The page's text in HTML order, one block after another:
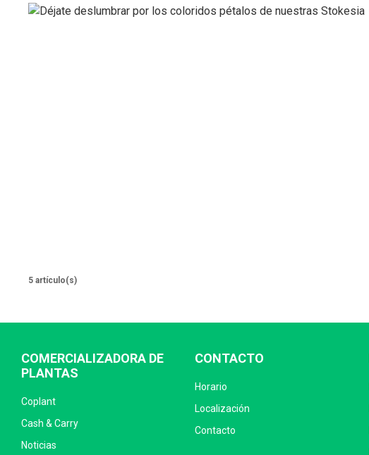
5 artículo(s)
COMERCIALIZADORA DE
PLANTAS
Coplant
Cash & Carry
Noticias
CONTACTO
Horario
Localización
Contacto